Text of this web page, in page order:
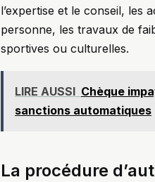
l’expertise et le conseil, les
personne, les travaux de
sportives ou culturelles.
LIRE AUSSI Chèque
sanctions automatiques
La procédure